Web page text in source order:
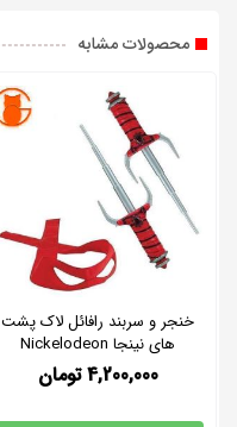
محصولات مشابه
خنجر و سربند رافائل لاک پشت
های نینجا Nickelodeon
4,200,000 تومان